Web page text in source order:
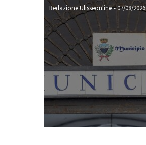
Redazione Ulisseonline-07/08/2026